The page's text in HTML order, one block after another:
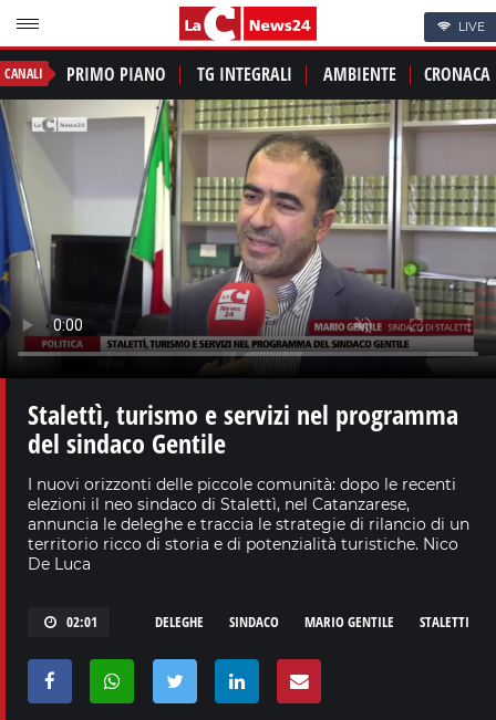
LIVE
CANALI PRIMO PIANO TG INTEGRALI AMBIENTE CRONACA
Stalettì, turismo e servizi nel programma
del sindaco Gentile
I nuovi orizzonti delle piccole comunità: dopo le recenti
elezioni il neo sindaco di Stalettì, nel Catanzarese,
annuncia le deleghe e traccia le strategie di rilancio di un
territorio ricco di storia e di potenzialità turistiche. Nico
De Luca
02:01 STALETTI
MARIO GENTILE
SINDACO
DELEGHE